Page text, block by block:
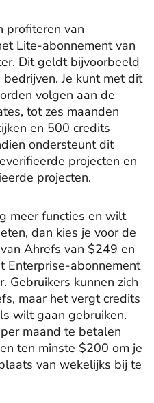
profiteren van
Lite-abonnement van
Dit geldt bijvoorbeeld
Je kunt met dit
volgen aan de
tot zes maanden
en 500 credits
ondersteunt dit
projecten en
projecten.
meer functies en wilt
dan kies je voor de
Ahrefs van $249 en
Enterprise-abonnement
Gebruikers kunnen zich
maar het vergt credits
wilt gaan gebruiken.
maand te betalen
ten minste $200 om je
van wekelijks bij te